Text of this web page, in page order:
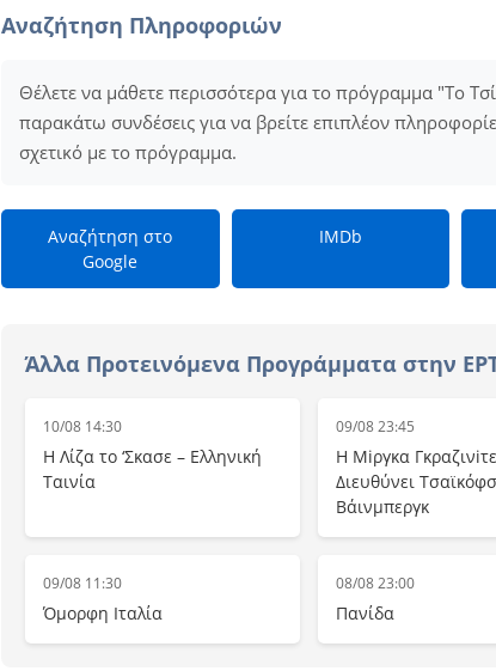
Αναζήτηση Πληροφοριών
Θέλετε να μάθετε περισσότερα για το πρόγραμμα "Το
παρακάτω συνδέσεις για να βρείτε επιπλέον
σχετικό με το πρόγραμμα.
Αναζήτηση στο
Google
IMDb
Άλλα Προτεινόμενα Προγράμματα στην
10/08 14:30
Η Λίζα το ‘Σκασε – Ελληνική
Ταινία
09/08 23:45
Η Μiργκα
Διευθύνει
Βάινμπεργκ
09/08 11:30
Όμορφη Ιταλία
08/08 23:00
Πανίδα